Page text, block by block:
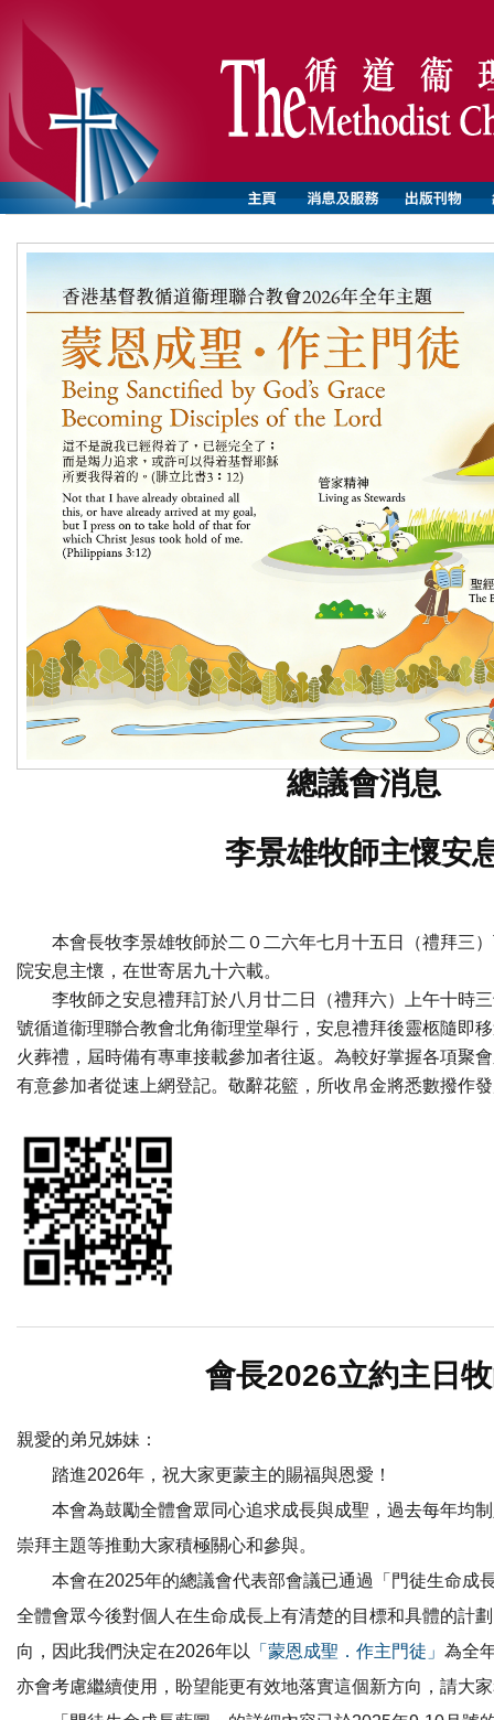
總議會消息
李景雄牧師主懷安
本會長牧李景雄牧師於二０二六年七月十五日（禮拜三）
院安息主懷，在世寄居九十六載。
李牧師之安息禮拜訂於八月廿二日（禮拜六）上午十時三
號循道衞理聯合教會北角衞理堂舉行，安息禮拜後靈柩隨即
火葬禮，屆時備有專車接載參加者往返。為較好掌握各項聚
有意參加者從速上網登記。敬辭花籃，所收帛金將悉數撥作
會長2026立約主日
親愛的弟兄姊妹：
踏進2026年，祝大家更蒙主的賜福與恩愛！
本會為鼓勵全體會眾同心追求成長與成聖，過去每年均制
崇拜主題等推動大家積極關心和參與。
本會在2025年的總議會代表部會議已通過「門徒生命成
全體會眾今後對個人在生命成長上有清楚的目標和具體的計
向，因此我們決定在2026年以
「蒙恩成聖．作主門徒」 為全
亦會考慮繼續使用，盼望能更有效地落實這個新方向，請大